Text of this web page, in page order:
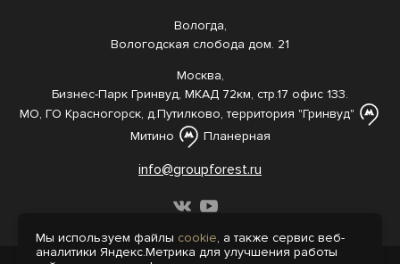
Вологда,
Вологодская слобода дом. 21
Москва,
Бизнес-Парк Гринвуд, МКАД 72км, стр.17 офис 133.
МО, ГО Красногорск, д.Путилково, территория "Гринвуд"
Митино
Планерная
info@groupforest.ru
Мы используем файлы cookie, а также сервис веб-
аналитики Яндекс.Метрика для улучшения работы